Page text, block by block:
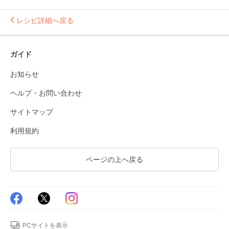
レシピ詳細へ戻る
ガイド
お知らせ
ヘルプ・お問い合わせ
サイトマップ
利用規約
ページの上へ戻る
PCサイトを表示